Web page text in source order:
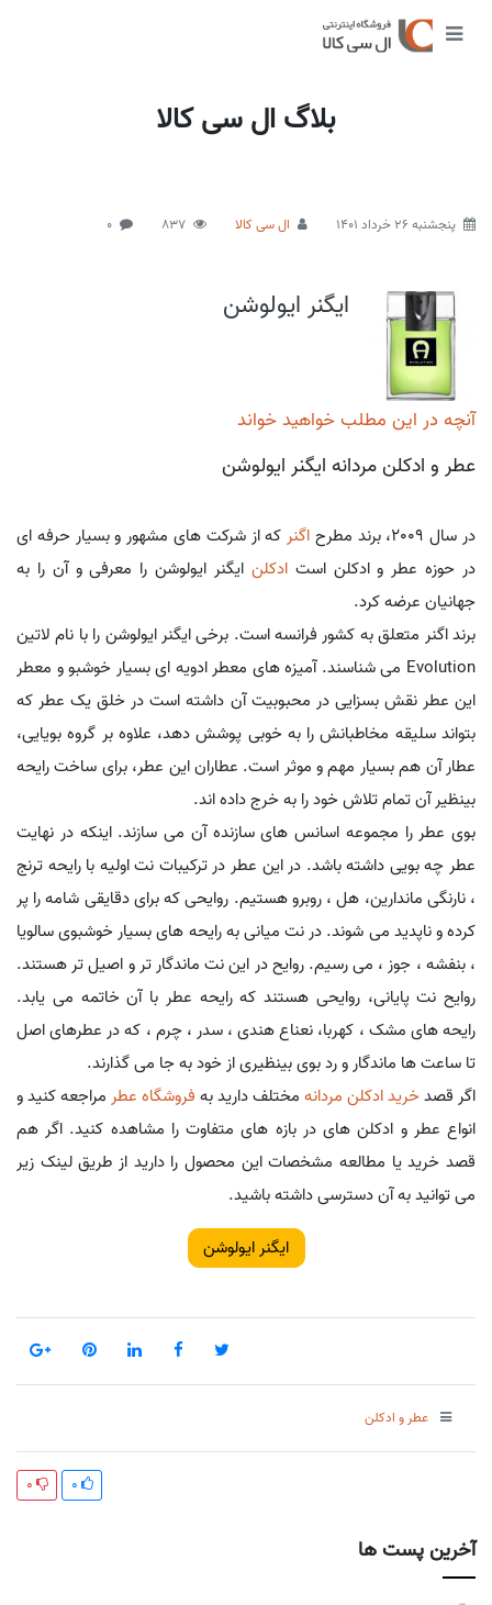
بلاگ ال سی کالا
آخرین پست ها
پنجشنبه 26 خرداد 1401 ال سی کالا 837
0
ایگنر ایولوشن
آنچه در این مطلب خواهید خواند
عطر و ادکلن مردانه ایگنر ایولوشن
در سال 2009، برند مطرح اگنر که از شرکت های مشهور و بسیار حرفه ای
در حوزه عطر و ادکلن استادکلن ایگنر ایولوشن را معرفی و آن را به
جهانیان عرضه کرد.
برند اگنر متعلق به کشور فرانسه است. برخی ایگنر ایولوشن را با نام لاتین
Evolution می شناسند. آمیزه های معطر ادویه ای بسیار خوشبو و معطر
این عطر نقش بسزایی در محبوبیت آن داشته است در خلق یک عطر که
بتواند سلیقه مخاطبانش را به خوبی پوشش دهد، علاوه بر گروه بویایی،
عطار آن هم بسیار مهم و موثر است. عطاران این عطر، برای ساخت رایحه
بینظیر آن تمام تلاش خود را به خرج داده اند.
بوی عطر را مجموعه اسانس های سازنده آن می سازند. اینکه در نهایت
عطر چه بویی داشته باشد. در این عطر در ترکیبات نت اولیه با رایحه ترنج
، نارنگی ماندارین، هل ، روبرو هستیم. روایحی که برای دقایقی شامه را پر
کرده و ناپدید می شوند. در نت میانی به رایحه های بسیار خوشبوی سالویا
، بنفشه ، جوز ، می رسیم. روایح در این نت ماندگار تر و اصیل تر هستند.
روایح نت پایانی، روایحی هستند که رایحه عطر با آن خاتمه می یابد.
رایحه های مشک ، کهربا، نعناع هندی ، سدر ، چرم ، که در عطرهای اصل
تا ساعت ها ماندگار و رد بوی بینظیری از خود به جا می گذارند.
اگر قصدخرید ادکلن مردانه مختلف دارید به فروشگاه عطر مراجعه کنید و
انواع عطر و ادکلن های در بازه های متفاوت را مشاهده کنید. اگر هم
قصد خرید یا مطالعه مشخصات این محصول را دارید از طریق لینک زیر
می توانید به آن دسترسی داشته باشید.
ایگنر ایولوشن
عطر و ادکلن